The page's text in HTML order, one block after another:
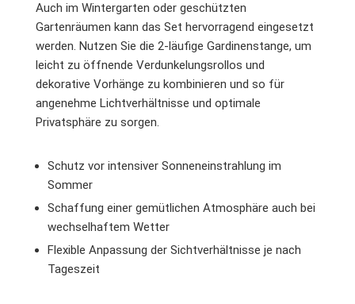
Auch im Wintergarten oder geschützten
Gartenräumen kann das Set hervorragend eingesetzt
werden. Nutzen Sie die 2-läufige Gardinenstange, um
leicht zu öffnende Verdunkelungsrollos und
dekorative Vorhänge zu kombinieren und so für
angenehme Lichtverhältnisse und optimale
Privatsphäre zu sorgen.
Schutz vor intensiver Sonneneinstrahlung im
Sommer
Schaffung einer gemütlichen Atmosphäre auch bei
wechselhaftem Wetter
Flexible Anpassung der Sichtverhältnisse je nach
Tageszeit